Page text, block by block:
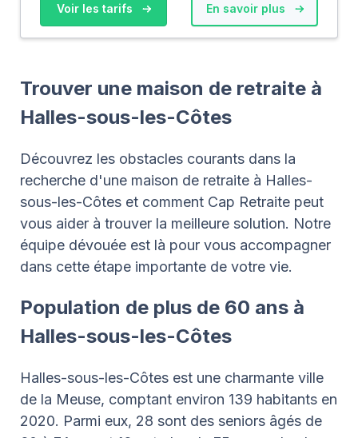
Voir les tarifs En savoir plus
Trouver une maison de retraite à
Halles-sous-les-Côtes
Découvrez les obstacles courants dans la
recherche d'une maison de retraite à Halles-
sous-les-Côtes et comment Cap Retraite peut
vous aider à trouver la meilleure solution. Notre
équipe dévouée est là pour vous accompagner
dans cette étape importante de votre vie.
Population de plus de 60 ans à
Halles-sous-les-Côtes
Halles-sous-les-Côtes est une charmante ville
de la Meuse, comptant environ 139 habitants en
2020. Parmi eux, 28 sont des seniors âgés de